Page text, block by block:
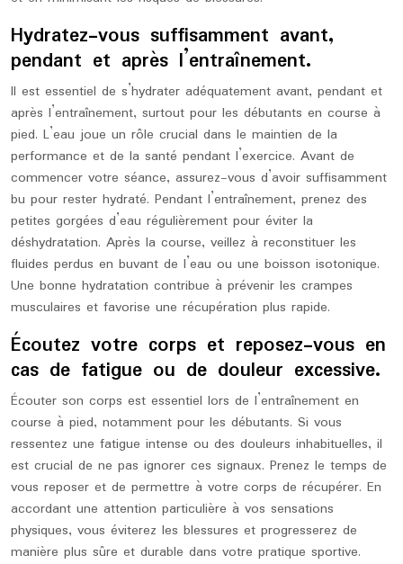
Hydratez-vous suffisamment avant,
pendant et après l’entraînement.
Il est essentiel de s’hydrater adéquatement avant, pendant et
après l’entraînement, surtout pour les débutants en course à
pied. L’eau joue un rôle crucial dans le maintien de la
performance et de la santé pendant l’exercice. Avant de
commencer votre séance, assurez-vous d’avoir suffisamment
bu pour rester hydraté. Pendant l’entraînement, prenez des
petites gorgées d’eau régulièrement pour éviter la
déshydratation. Après la course, veillez à reconstituer les
fluides perdus en buvant de l’eau ou une boisson isotonique.
Une bonne hydratation contribue à prévenir les crampes
musculaires et favorise une récupération plus rapide.
Écoutez votre corps et reposez-vous en
cas de fatigue ou de douleur excessive.
Écouter son corps est essentiel lors de l’entraînement en
course à pied, notamment pour les débutants. Si vous
ressentez une fatigue intense ou des douleurs inhabituelles, il
est crucial de ne pas ignorer ces signaux. Prenez le temps de
vous reposer et de permettre à votre corps de récupérer. En
accordant une attention particulière à vos sensations
physiques, vous éviterez les blessures et progresserez de
manière plus sûre et durable dans votre pratique sportive.